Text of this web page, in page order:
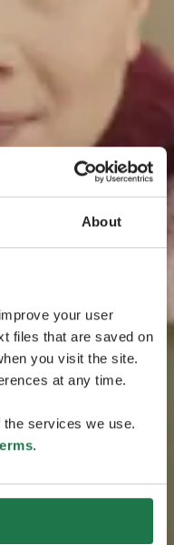
About
your user
files that are saved on
you visit the site.
at any time.
services we use.
.